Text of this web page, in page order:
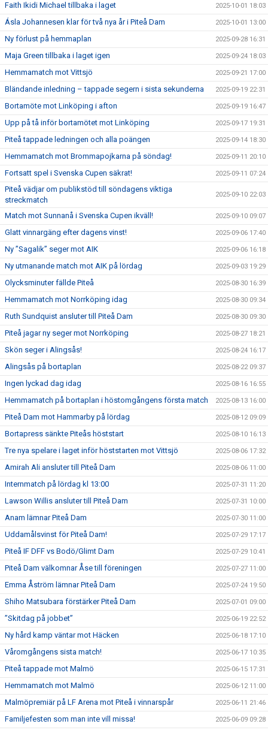
Faith Ikidi Michael tillbaka i laget 2025-10-01 18:03
Ásla Johannesen klar för två nya år i Piteå Dam 2025-10-01 13:00
Ny förlust på hemmaplan 2025-09-28 16:31
Maja Green tillbaka i laget igen 2025-09-24 18:03
Hemmamatch mot Vittsjö 2025-09-21 17:00
Bländande inledning – tappade segern i sista sekunderna 2025-09-19 22:31
Bortamöte mot Linköping i afton 2025-09-19 16:47
Upp på tå inför bortamötet mot Linköping 2025-09-17 19:31
Piteå tappade ledningen och alla poängen 2025-09-14 18:30
Hemmamatch mot Brommapojkarna på söndag! 2025-09-11 20:10
Fortsatt spel i Svenska Cupen säkrat! 2025-09-11 07:24
Piteå vädjar om publikstöd till söndagens viktiga
streckmatch
2025-09-10 22:03
Match mot Sunnanå i Svenska Cupen ikväll! 2025-09-10 09:07
Glatt vinnargäng efter dagens vinst! 2025-09-06 17:40
Ny ”Sagalik” seger mot AIK 2025-09-06 16:18
Ny utmanande match mot AIK på lördag 2025-09-03 19:29
Olycksminuter fällde Piteå 2025-08-30 16:39
Hemmamatch mot Norrköping idag 2025-08-30 09:34
Ruth Sundquist ansluter till Piteå Dam 2025-08-30 09:30
Piteå jagar ny seger mot Norrköping 2025-08-27 18:21
Skön seger i Alingsås! 2025-08-24 16:17
Alingsås på bortaplan 2025-08-22 09:37
Ingen lyckad dag idag 2025-08-16 16:55
Hemmamatch på bortaplan i höstomgångens första match 2025-08-13 16:00
Piteå Dam mot Hammarby på lördag 2025-08-12 09:09
Bortapress sänkte Piteås höststart 2025-08-10 16:13
Tre nya spelare i laget inför höststarten mot Vittsjö 2025-08-06 17:32
Amirah Ali ansluter till Piteå Dam 2025-08-06 11:00
Internmatch på lördag kl 13:00 2025-07-31 11:20
Lawson Willis ansluter till Piteå Dam 2025-07-31 10:00
Anam lämnar Piteå Dam 2025-07-30 11:00
Uddamålsvinst för Piteå Dam! 2025-07-29 17:17
Piteå IF DFF vs Bodö/Glimt Dam 2025-07-29 10:41
Piteå Dam välkomnar Åse till föreningen 2025-07-27 11:00
Emma Åström lämnar Piteå Dam 2025-07-24 19:50
Shiho Matsubara förstärker Piteå Dam 2025-07-01 09:00
”Skitdag på jobbet” 2025-06-19 22:52
Ny hård kamp väntar mot Häcken 2025-06-18 17:10
Våromgångens sista match! 2025-06-17 10:35
Piteå tappade mot Malmö 2025-06-15 17:31
Hemmamatch mot Malmö 2025-06-12 11:00
Malmöpremiär på LF Arena mot Piteå i vinnarspår 2025-06-11 21:46
Familjefesten som man inte vill missa! 2025-06-09 09:28